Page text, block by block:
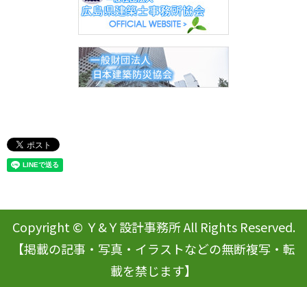
Copyright © Ｙ&Ｙ設計事務所 All Rights Reserved.
【掲載の記事・写真・イラストなどの無断複写・転
載を禁じます】